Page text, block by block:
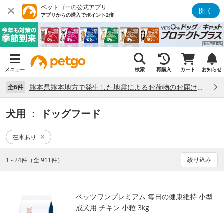
ペットゴーの公式アプリ
アプリからの購入でポイント2倍 開く
メニュー 検索 再購入 カート お知らせ
全6件 熊本県熊本地方で発生した地震によるお荷物のお届け状況について （7/28）
犬用 ： ドッグフード
在庫あり
1 - 24件（全 911件） 絞り込み
ベッツワンプレミアム 毎日の健康維持 小型
成犬用 チキン 小粒 3kg